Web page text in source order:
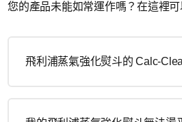
您的產品未能如常運作嗎？在這裡可
飛利浦蒸氣強化熨斗的 Calc-